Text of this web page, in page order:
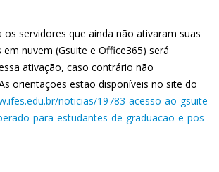
os servidores que ainda não ativaram suas
nuvem (Gsuite e Office365) será
ativação, caso contrário não
orientações estão disponíveis no site do
noticias/19783-acesso-ao-gsuite-
para-estudantes-de-graduacao-e-pos-